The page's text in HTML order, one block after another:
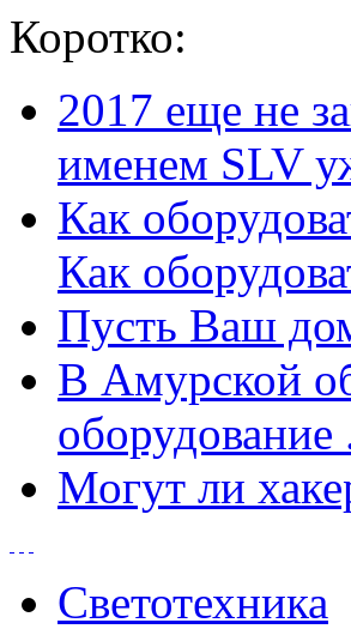
Коротко:
2017 еще не
именем SLV
Как
Как
Пусть Ваш
В Амурской
оборудование
Могут ли
Светотехника